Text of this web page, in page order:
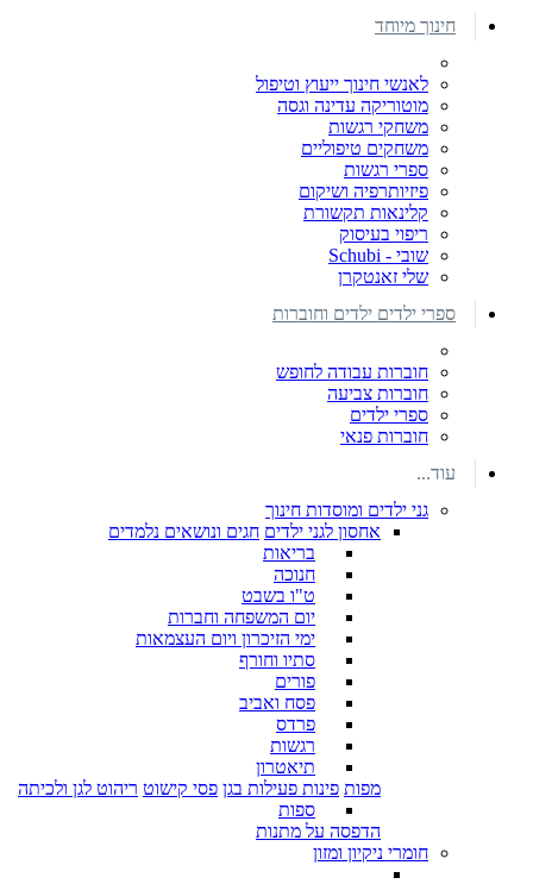
חינוך מיוחד
לאנשי חינוך ייעוץ וטיפול
מוטוריקה עדינה וגסה
משחקי רגשות
משחקים טיפוליים
ספרי רגשות
פיזיותרפיה ושיקום
קלינאות תקשורת
ריפוי בעיסוק
שובי - Schubi
שלי זאנטקרן
ספרי ילדים ילדים וחוברות
חוברות עבודה לחופש
חוברות צביעה
ספרי ילדים
חוברות פנאי
עוד...
גני ילדים ומוסדות חינוך
אחסון לגני ילדים חגים ונושאים נלמדים
בריאות
חנוכה
ט"ו בשבט
יום המשפחה וחברות
ימי הזיכרון ויום העצמאות
סתיו וחורף
פורים
פסח ואביב
פרדס
רגשות
תיאטרון
מפות פינות פעילות בגן פסי קישוט ריהוט לגן ולכיתה
ספות
הדפסה על מתנות
חומרי ניקיון ומזון